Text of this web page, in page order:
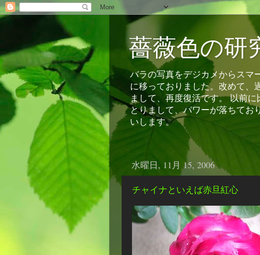
薔薇色の研
バラの写真をデジカメからスマ
に移っておりました。改めて、
まして、再度復活です。 以前
とりまして、パワーが落ちてお
いします。
水曜日, 11月 15, 2006
チャイナといえば赤旦紅心